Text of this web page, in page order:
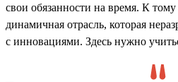
свои обязанности на время. К
динамичная отрасль, которая
с инновациями. Здесь нужно